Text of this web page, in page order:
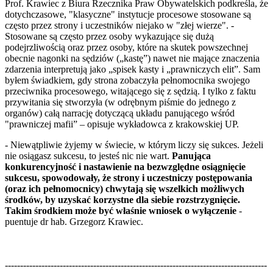
Prof. Krawiec z Biura Rzecznika Praw Obywatelskich podkreśla, że
dotychczasowe, "klasyczne" instytucje procesowe stosowane są
często przez strony i uczestników niejako w "złej wierze". -
Stosowane są często przez osoby wykazujące się dużą
podejrzliwością oraz przez osoby, które na skutek powszechnej
obecnie nagonki na sędziów („kastę”) nawet nie mające znaczenia
zdarzenia interpretują jako „spisek kasty i „prawniczych elit”. Sam
byłem świadkiem, gdy strona zobaczyła pełnomocnika swojego
przeciwnika procesowego, witającego się z sędzią. I tylko z faktu
przywitania się stworzyła (w odrębnym piśmie do jednego z
organów) całą narrację dotyczącą układu panującego wśród
"prawniczej mafii” – opisuje wykładowca z krakowskiej UP.
- Niewątpliwie żyjemy w świecie, w którym liczy się sukces. Jeżeli
nie osiągasz sukcesu, to jesteś nic nie wart. Panująca
konkurencyjność i nastawienie na bezwzględne osiągnięcie
sukcesu, spowodowały, że strony i uczestniczy postępowania
(oraz ich pełnomocnicy) chwytają się wszelkich możliwych
środków, by uzyskać korzystne dla siebie rozstrzygnięcie.
Takim środkiem może być właśnie wniosek o wyłączenie -
puentuje dr hab. Grzegorz Krawiec.
--------------------------------------------------------------------------------------